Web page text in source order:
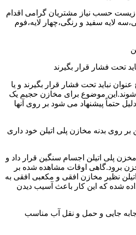
حسب نیاز مشتریان گرامی اقدام
لایه سفید و رنگی،چهار لایه،فوم
تحت فشار قرار بگیرند
نباید تحت فشار قرار بگیرند و یا
شوند.این موضوع برای مخازن حجیم یک
حتماً پیشنهاد می شود بر روی آنها
بر روی بدنه مخازن پلی اتیلن خود داری
مخزن پلی اتیلن اجسام سنگین قرار داد و
برود.گاهی اوقات مشاهده شده بر
نظیر مخازن افقی و مکعبی افقی به
شده که این کار باعث آسیب دیدن
جابه جایی و حمل و نقل آب مناسب